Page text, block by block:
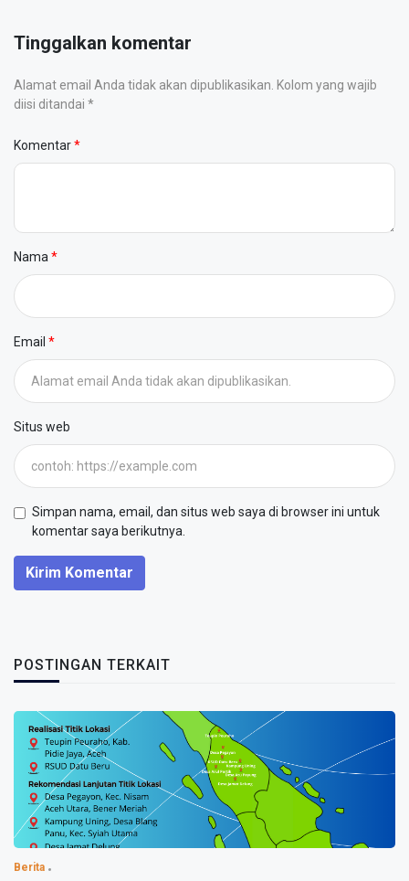
Tinggalkan komentar
Alamat email Anda tidak akan dipublikasikan. Kolom yang wajib
diisi ditandai *
Komentar
Nama
Email
Situs web
Simpan nama, email, dan situs web saya di browser ini untuk
komentar saya berikutnya.
Kirim Komentar
POSTINGAN TERKAIT
Berita